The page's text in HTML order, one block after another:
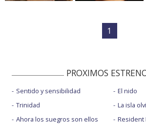
1
PROXIMOS
Sentido y sensibilidad
Trinidad
Ahora los suegros son ellos
El nido
La isla
Resident